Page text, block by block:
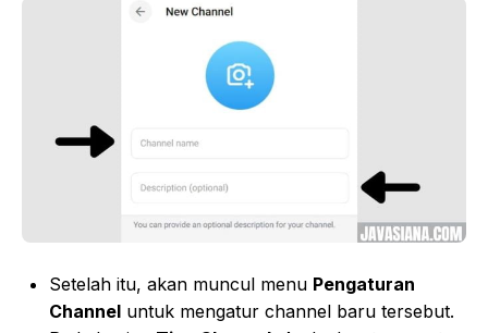
Setelah itu, akan muncul menu Pengaturan
Channel untuk mengatur channel baru tersebut.